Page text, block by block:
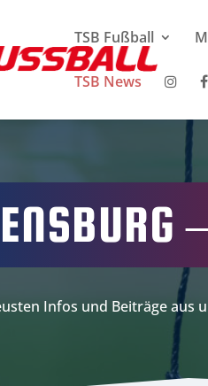
TSB Fußball
TSB News
Infos und Beiträge aus